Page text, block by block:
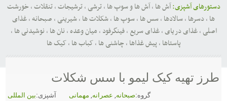
دستورهای آشپزی:آش ها ,آش ها و سوپ ها ,ترشی ,ترشیجات,تنقلات, خورشت
ها ,دسرها ,سالادها ,سس ها ,سوپ ها ,شکلات ها ,شیرینی , صبحانه,غذای
اصلی ,غذای دریای,غذای سریع ,فینگرفود , میان وعده, نان ها , نوشیدنی ها ,
پاستاها ,پیش غذاها , چاشنی ها ,کباب ها ,کیک ها
طرز تهیه کیک لیمو با سس شکلات
آشپزی:بین المللی گروه:صبحانه, عصرانه, مهمانی